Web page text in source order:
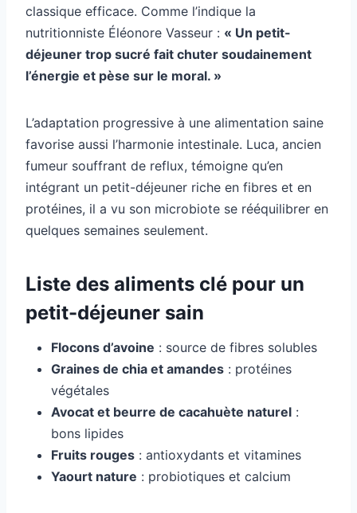
classique efficace. Comme l’indique la
nutritionniste Éléonore Vasseur : « Un petit-
déjeuner trop sucré fait chuter soudainement
l’énergie et pèse sur le moral. »
L’adaptation progressive à une alimentation saine
favorise aussi l’harmonie intestinale. Luca, ancien
fumeur souffrant de reflux, témoigne qu’en
intégrant un petit-déjeuner riche en fibres et en
protéines, il a vu son microbiote se rééquilibrer en
quelques semaines seulement.
Liste des aliments clé pour un
petit-déjeuner sain
Flocons d’avoine : source de fibres solubles
Graines de chia et amandes : protéines
végétales
Avocat et beurre de cacahuète naturel :
bons lipides
Fruits rouges : antioxydants et vitamines
Yaourt nature : probiotiques et calcium